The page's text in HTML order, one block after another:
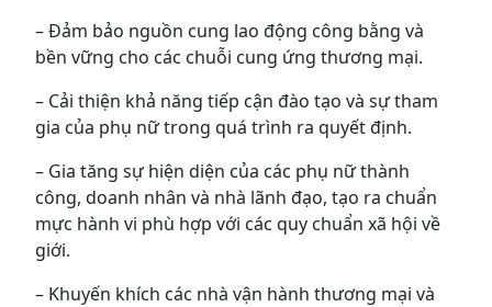
– Đảm bảo nguồn cung lao động công bằng và
bền vững cho các chuỗi cung ứng thương mại.
– Cải thiện khả năng tiếp cận đào tạo và sự tham
gia của phụ nữ trong quá trình ra quyết định.
– Gia tăng sự hiện diện của các phụ nữ thành
công, doanh nhân và nhà lãnh đạo, tạo ra chuẩn
mực hành vi phù hợp với các quy chuẩn xã hội về
giới.
– Khuyến khích các nhà vận hành thương mại và